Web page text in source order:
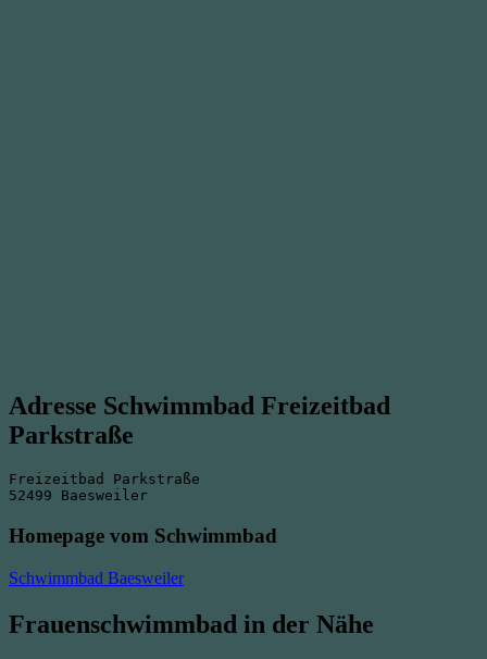
Adresse Schwimmbad Freizeitbad
Parkstraße
Freizeitbad Parkstraße
52499 Baesweiler
Homepage vom Schwimmbad
Schwimmbad Baesweiler
Frauenschwimmbad in der Nähe